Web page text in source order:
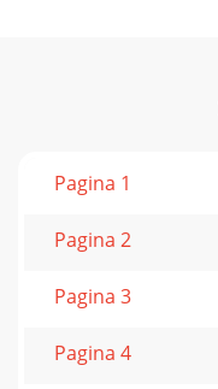
Pagina 1
Pagina 2
Pagina 3
Pagina 4